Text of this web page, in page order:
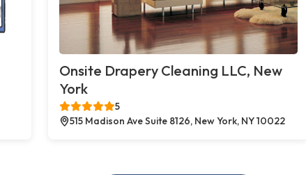
Onsite Drapery Cleaning LLC, New
York
5
515 Madison Ave Suite 8126, New York, NY 10022